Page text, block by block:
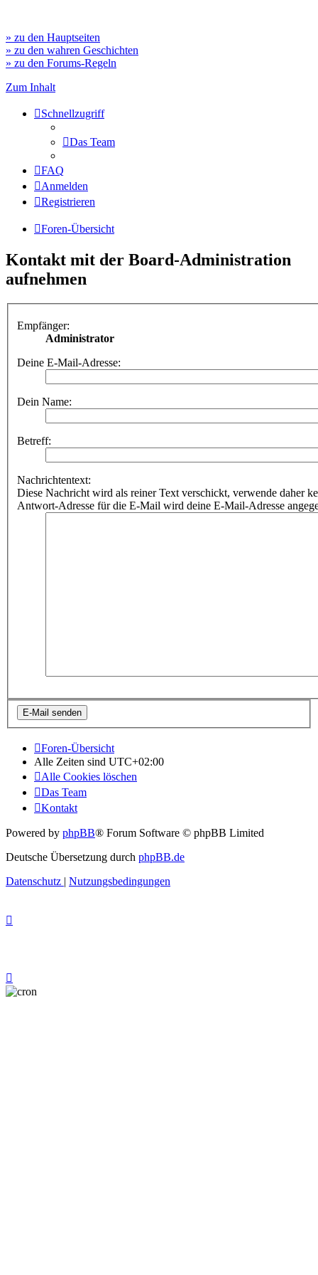
» zu den Hauptseiten
» zu den wahren Geschichten
» zu den Forums-Regeln
Zum Inhalt
Schnellzugriff
Das Team
FAQ
Anmelden
Registrieren
Foren-Übersicht
Kontakt mit der Board-Administration
aufnehmen
Empfänger:
Administrator
Deine E-Mail-Adresse:
Dein Name:
Betreff:
Nachrichtentext:
Diese Nachricht wird als reiner Text verschickt, verwende daher
Antwort-Adresse für die E-Mail wird deine E-Mail-Adresse
Foren-Übersicht
Alle Zeiten sind UTC+02:00
Alle Cookies löschen
Das Team
Kontakt
Powered by phpBB® Forum Software © phpBB Limited
Deutsche Übersetzung durch phpBB.de
Datenschutz | Nutzungsbedingungen